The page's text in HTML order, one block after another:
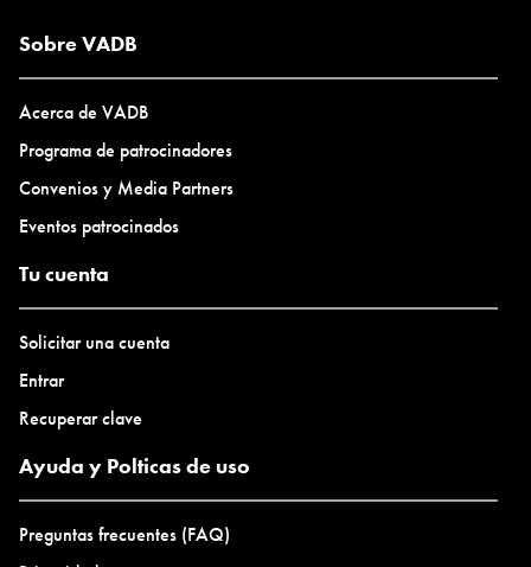
Sobre VADB
Acerca de VADB
Programa de patrocinadores
Convenios y Media Partners
Eventos patrocinados
Tu cuenta
Solicitar una cuenta
Entrar
Recuperar clave
Ayuda y Polticas de uso
Preguntas frecuentes (FAQ)